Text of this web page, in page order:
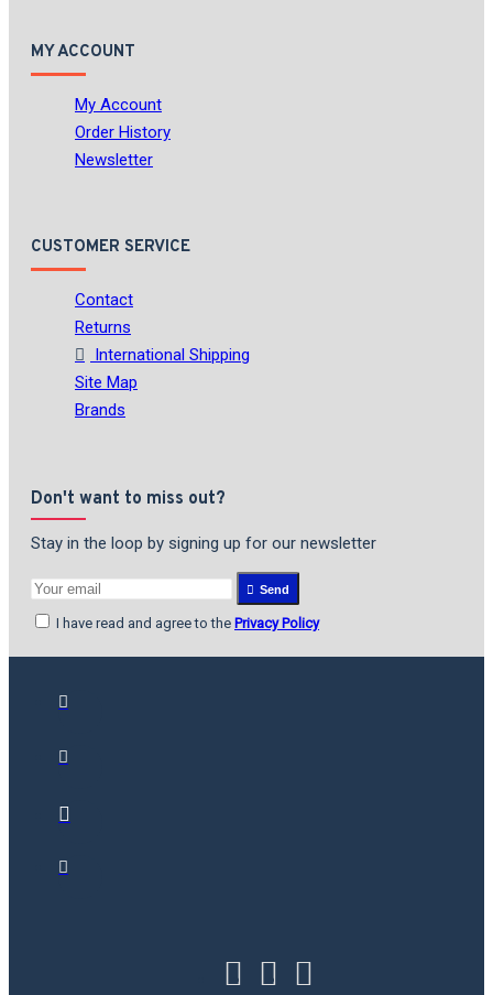
MY ACCOUNT
My Account
Order History
Newsletter
CUSTOMER SERVICE
Contact
Returns
International Shipping
Site Map
Brands
Don't want to miss out?
Stay in the loop by signing up for our newsletter
Send
I have read and agree to the Privacy Policy